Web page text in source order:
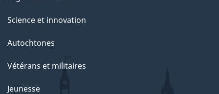
Science et innovation
Autochtones
Vétérans et militaires
Jeunesse